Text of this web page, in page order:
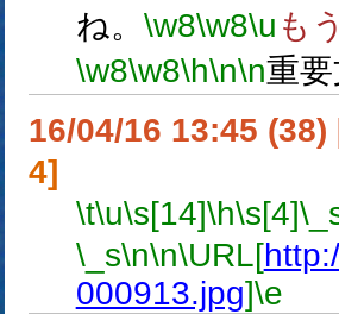
ね。 \w8\w8\u も
\w8\w8\h\n\n重
16/04/16 13:45 (38)
4]
\t\u\s[14]\h\s[4]
\_s\n\n\URL[
000913.jpg]\e